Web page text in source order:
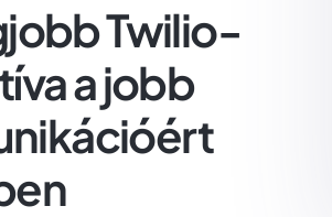
Twilio-
a jobb